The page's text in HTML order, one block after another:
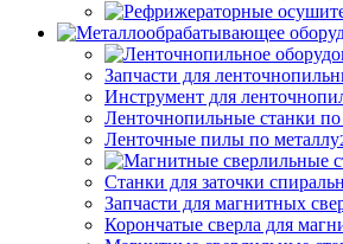
Запчасти для
Инструмент для
Ленточнопильные станки по
Ленточные пилы по металлу
Станки для заточки
Запчасти для магнитных
Корончатые сверла для